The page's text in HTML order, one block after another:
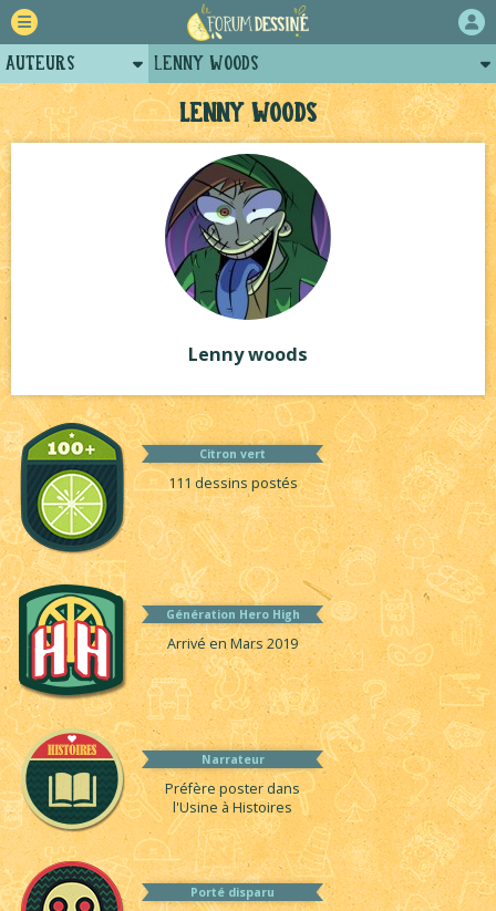
Lenny woods
Lenny woods
Citron vert
111 dessins postés
Génération Hero High
Arrivé en Mars 2019
Narrateur
Préfère poster dans
l'Usine à Histoires
Porté disparu
Auteurs
Retour
Forum
Projets
Tutoriels
Lenny woods
Posts de lenny woods